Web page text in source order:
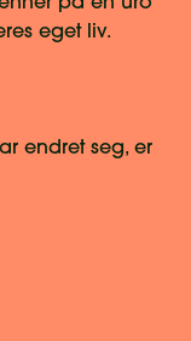
på en uro
eget liv.
endret seg, er